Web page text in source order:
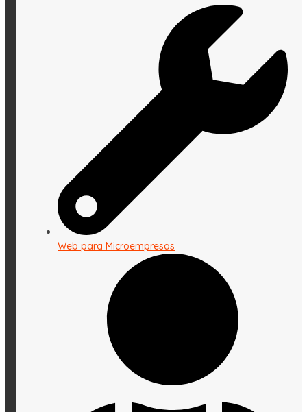
Web para Microempresas